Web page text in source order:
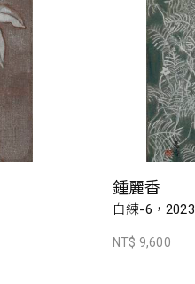
鍾麗香
白練-6，2023
NT$ 9,600